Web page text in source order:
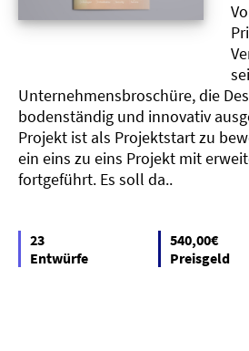
Unternehmensbroschüre, die
bodenständig und innovativ
Projekt ist als Projektstart zu
ein eins zu eins Projekt mit
fortgeführt. Es soll da..
23
Entwürfe
540,00€
Preisgeld